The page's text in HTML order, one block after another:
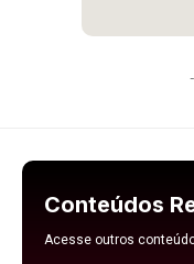
Conteúdos
Acesse outros